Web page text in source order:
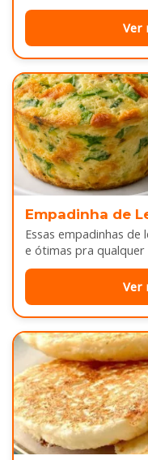
Ver
Empadinha de
Essas empadinhas
e ótimas pra qualquer
Ver